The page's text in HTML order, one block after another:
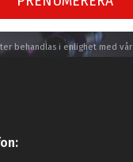
behandlas i enlighet med vår